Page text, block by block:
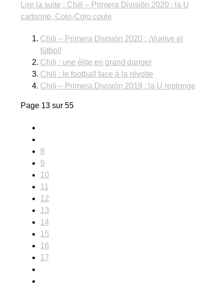
Lire la suite : Chili – Primera División 2020 : la U
cartonne, Colo-Colo coule
Chili – Primera División 2020 : ¡Vuelve el
fútbol!
Chili : une élite en grand danger
Chili : le football face à la révolte
Chili – Primera División 2019 : la U replonge
Page 13 sur 55
8
9
10
11
12
13
14
15
16
17